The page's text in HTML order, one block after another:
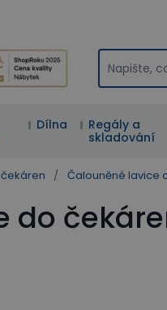
Dílna
Regály a
skladování
/ Čalouněné lavice